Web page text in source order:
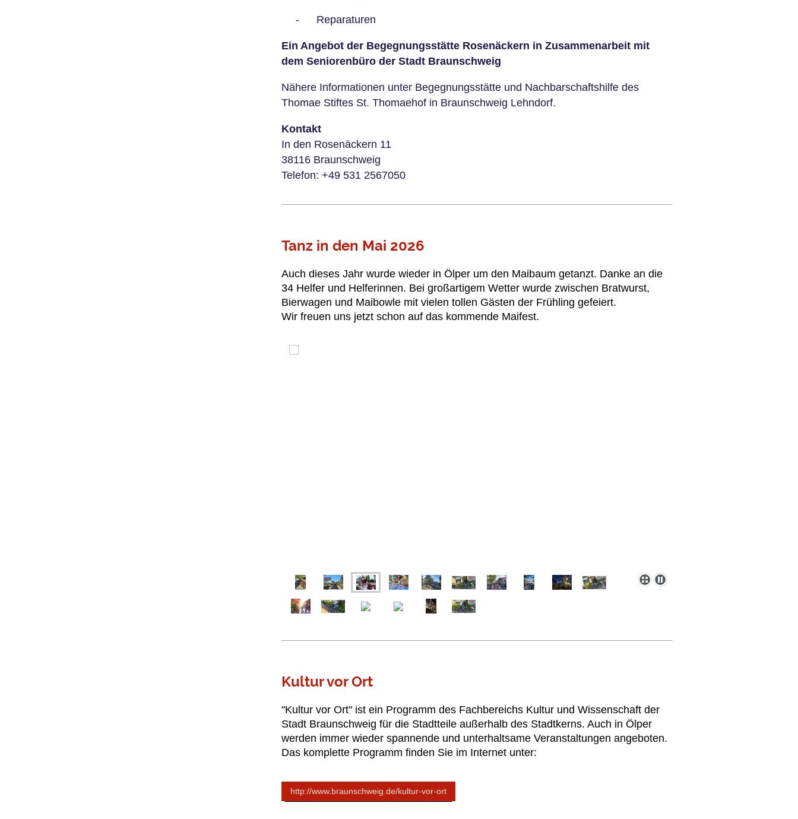
- Reparaturen
Ein Angebot der Begegnungsstätte Rosenäckern in Zusammenarbeit mit
dem Seniorenbüro der Stadt Braunschweig
Nähere Informationen unter Begegnungsstätte und Nachbarschaftshilfe des
Thomae Stiftes St. Thomaehof in Braunschweig Lehndorf.
Kontakt
In den Rosenäckern 11
38116 Braunschweig
Telefon: +49 531 2567050
Tanz in den Mai 2026
Auch dieses Jahr wurde wieder in Ölper um den Maibaum getanzt. Danke an die
34 Helfer und Helferinnen. Bei großartigem Wetter wurde zwischen Bratwurst,
Bierwagen und Maibowle mit vielen tollen Gästen der Frühling gefeiert.
Wir freuen uns jetzt schon auf das kommende Maifest.
Kultur vor Ort
"Kultur vor Ort" ist ein Programm des Fachbereichs Kultur und Wissenschaft der
Stadt Braunschweig für die Stadtteile außerhalb des Stadtkerns. Auch in Ölper
werden immer wieder spannende und unterhaltsame Veranstaltungen angeboten.
Das komplette Programm finden Sie im Internet unter:
http://www.braunschweig.de/kultur-vor-ort